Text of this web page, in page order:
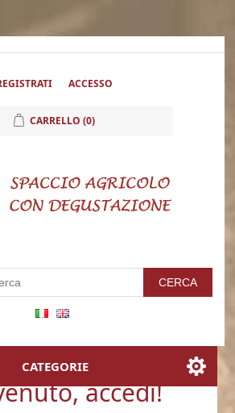
ACCESSO
CARRELLO (0)
CATEGORIE
accedi!